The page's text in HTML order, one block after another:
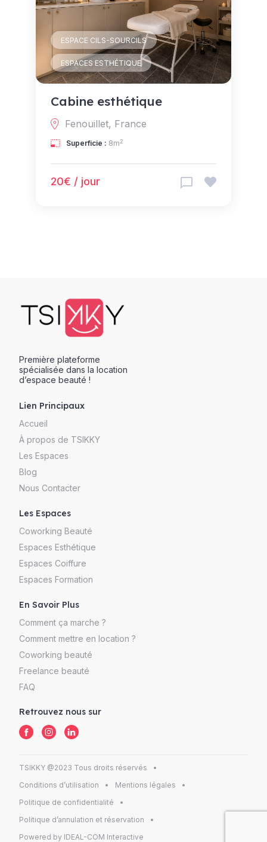
ESPACE CILS-SOURCILS
ESPACES ESTHÉTIQUE
Cabine esthétique
Fenouillet, France
Superficie : 8m2
20€ / jour
Première plateforme
spécialisée dans la location
d’espace beauté !
Lien Principaux
Accueil
À propos de TSIKKY
Les Espaces
Blog
Nous Contacter
Les Espaces
Coworking Beauté
Espaces Esthétique
Espaces Coiffure
Espaces Formation
En Savoir Plus
Comment ça marche ?
Comment mettre en location ?
Coworking beauté
Freelance beauté
FAQ
Retrouvez nous sur
TSIKKY @2023 Tous droits réservés
Conditions d’utilisation
Mentions légales
Politique de confidentialité
Politique d’annulation et réservation
Powered by IDEAL-COM Interactive